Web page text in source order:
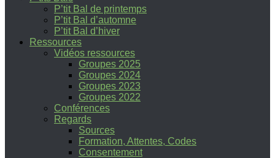
P’tit Bal de printemps
P’tit Bal d’automne
P’tit Bal d’hiver
Ressources
Vidéos ressources
Groupes 2025
Groupes 2024
Groupes 2023
Groupes 2022
Conférences
Regards
Sources
Formation, Attentes, Codes
Consentement